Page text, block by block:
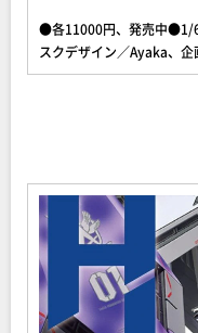
●各11000円、発売中●1/
スクデザイン／Ayaka、